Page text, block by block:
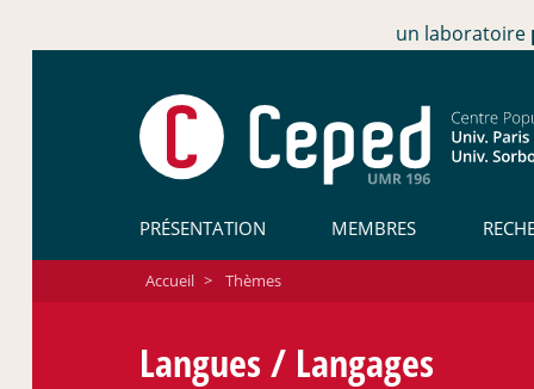
un laboratoire
PRÉSENTATION MEMBRES
Accueil > Thèmes
Langues / Langages